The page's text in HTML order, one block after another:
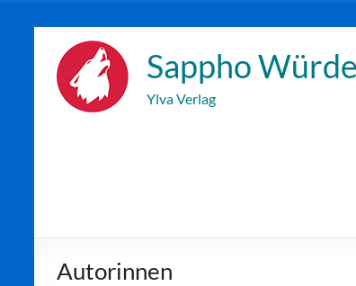
Inhalt
wechseln
Sappho
Ylva Verlag
Autorinnen